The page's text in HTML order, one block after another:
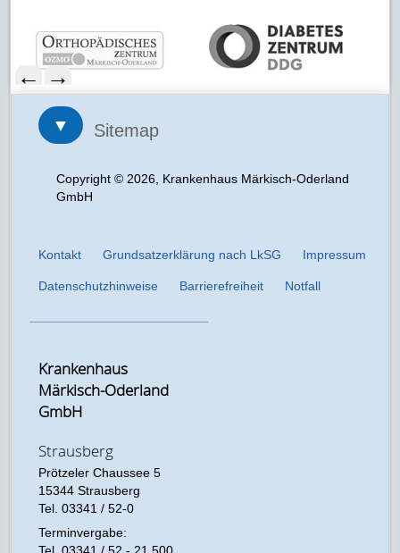
→
←
▼ Sitemap
Copyright © 2026, Krankenhaus Märkisch-Oderland
GmbH
Kontakt Grundsatzerklärung nach LkSG Impressum
Datenschutzhinweise Barrierefreiheit Notfall
Krankenhaus
Märkisch-Oderland
GmbH
Strausberg
Prötzeler Chaussee 5
15344 Strausberg
Tel. 03341 / 52-0
Terminvergabe: